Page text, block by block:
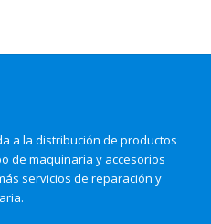
a la distribución de productos
de maquinaria y accesorios
servicios de reparación y